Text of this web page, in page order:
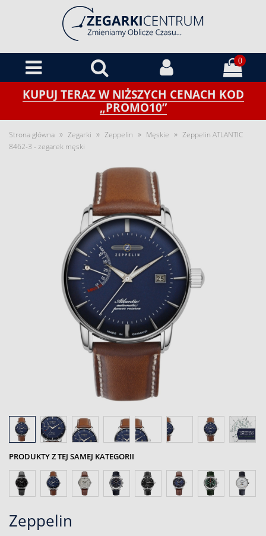
0
KUPUJ TERAZ W NIŻSZYCH CENACH KOD
„PROMO10”
Strona główna » Zegarki » Zeppelin » Męskie » Zeppelin ATLANTIC
8462-3 - zegarek męski
PRODUKTY Z TEJ SAMEJ KATEGORII
Zeppelin